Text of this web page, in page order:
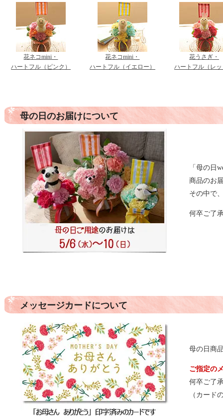
花ネコmini・
ハートフル（ピンク）
花ネコmini・
ハートフル（イエロー）
花うさぎ・
ハートフル（レ
母の日のお届けについて
「母の日
商品のお
その中で
何卒ご了
メッセージカードについて
母の日商
ご指定の
何卒ご了
（カード